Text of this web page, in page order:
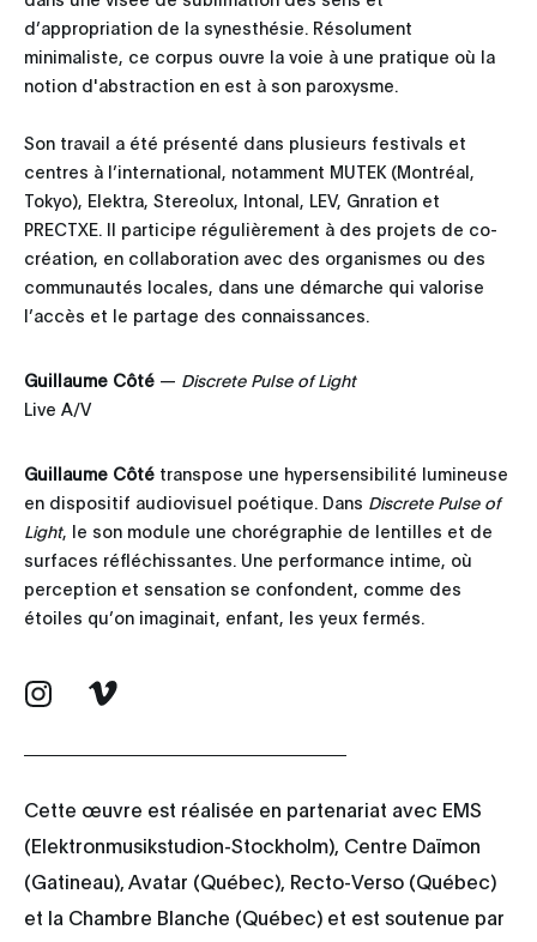
d’appropriation de la synesthésie. Résolument
minimaliste, ce corpus ouvre la voie à une pratique où la
notion d'abstraction en est à son paroxysme.
Son travail a été présenté dans plusieurs festivals et
centres à l’international, notamment MUTEK (Montréal,
Tokyo), Elektra, Stereolux, Intonal, LEV, Gnration et
PRECTXE. Il participe régulièrement à des projets de co-
création, en collaboration avec des organismes ou des
communautés locales, dans une démarche qui valorise
l’accès et le partage des connaissances.
Guillaume Côté — Discrete Pulse of Light
Live A/V
Guillaume Côté transpose une hypersensibilité lumineuse
en dispositif audiovisuel poétique. Dans Discrete Pulse of
Light, le son module une chorégraphie de lentilles et de
surfaces réfléchissantes. Une performance intime, où
perception et sensation se confondent, comme des
étoiles qu’on imaginait, enfant, les yeux fermés.
Cette œuvre est réalisée en partenariat avec EMS
(Elektronmusikstudion-Stockholm), Centre Daïmon
(Gatineau), Avatar (Québec), Recto-Verso (Québec)
et la Chambre Blanche (Québec) et est soutenue par